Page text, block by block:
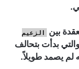
بين
الزعيم
بدأت بتحالف
لم يصمد طويلاً.